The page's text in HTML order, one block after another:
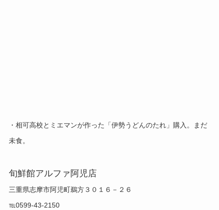
・相可高校とミエマンが作った「伊勢うどんのたれ」購入。まだ
未食。
旬鮮館アルファ阿児店
三重県志摩市阿児町鵜方３０１６－２６
℡0599-43-2150